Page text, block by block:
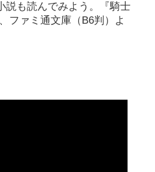
説も読んでみよう。『騎士
ファミ通文庫（B6判）よ